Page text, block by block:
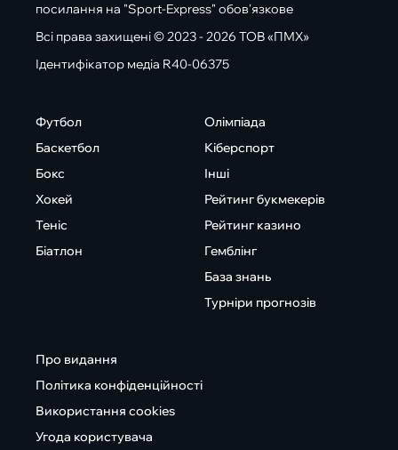
посилання на "Sport-Express" обов'язкове
Всі права захищені © 2023 - 2026 ТОВ «ПМХ»
Ідентифікатор медіа R40-06375
Футбол
Баскетбол
Бокс
Хокей
Теніс
Біатлон
Олімпіада
Кіберспорт
Інші
Рейтинг букмекерів
Рейтинг казино
Гемблінг
База знань
Турніри прогнозів
Про видання
Політика конфіденційності
Використання cookies
Угода користувача